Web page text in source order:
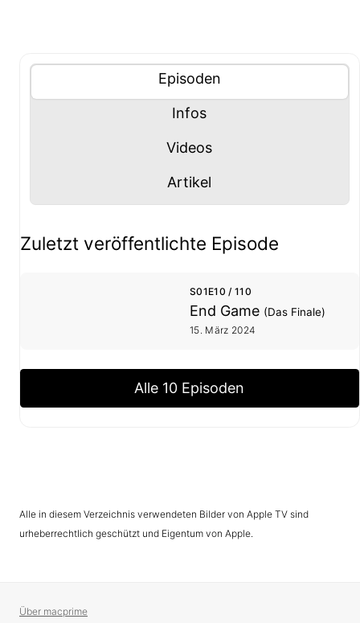
Inhalte (Tabliste)
Tablisten-Hilfe: Benutze die Tablisten-Controls
Tablisten-Controls Panel mit
Episodenanzeigen
Panel mit
Infosanzeigen
Panel mit
Videosanzeigen
Panel mit
Artikel
Zuletzt veröffentlichte Episode
S01E10 / 110
End Game (Das Finale)
15. März 2024
Alle 10 Episoden
Alle in diesem Verzeichnis verwendeten Bilder von Apple TV sind
urheberrechtlich geschützt und Eigentum von Apple.
Über macprime